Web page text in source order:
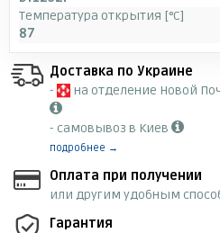
Температура открытия [°C]
87
Доставка по Украине
-
на отделение Новой
- самовывоз в Киев
подробнее →
Оплата при получении
или другим удобным
Гарантия